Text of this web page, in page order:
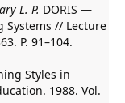
L. P. DORIS —
// Lecture
P. 91–104.
Styles in
1988. Vol.